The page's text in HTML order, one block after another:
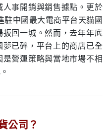
事開銷與銷售據點。更於
駐中國最大電商平台天貓國
回一城。然而，去年年底
已碎，平台上的商店已全
營運策略與當地市場不相
公司？